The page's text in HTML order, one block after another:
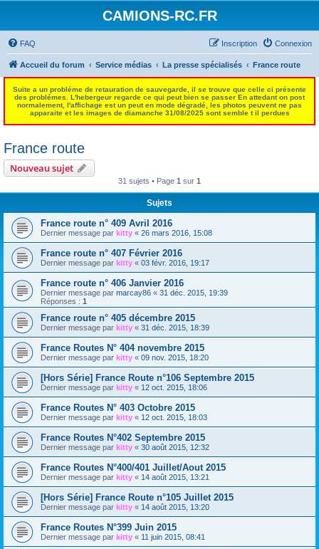
CAMIONS-RC.FR
FAQ Connexion
Inscription
Accueil du forum Service médias La presse spécialisés France route
Suite a un probléme de retauration de sauvegarde, il se trouve que celle ci présente
des problémes. L'hebergeur regarde ce qui peut bien se passer En attedant on post
normalement, l'affichage est un peut en mode dégradé, les photos peuvent ne pas
apparaite et les images de diamanche 31/08/2025 sont semble t il perdues
France route
Nouveau sujet
31 sujets • Page 1 sur 1
Sujets
France route n° 409 Avril 2016
Dernier message par kitty « 26 mars 2016, 15:08
France route n° 407 Février 2016
Dernier message par kitty « 03 févr. 2016, 19:17
France route n° 406 Janvier 2016
Dernier message par marcay86 « 31 déc. 2015, 19:39
Réponses : 1
France route n° 405 décembre 2015
Dernier message par kitty « 31 déc. 2015, 18:39
France Routes N° 404 novembre 2015
Dernier message par kitty « 09 nov. 2015, 18:20
[Hors Série] France Route n°106 Septembre 2015
Dernier message par kitty « 12 oct. 2015, 18:06
France Routes N° 403 Octobre 2015
Dernier message par kitty « 12 oct. 2015, 18:03
France Routes N°402 Septembre 2015
Dernier message par kitty « 30 août 2015, 12:32
France Routes N°400/401 Juillet/Aout 2015
Dernier message par kitty « 14 août 2015, 13:21
[Hors Série] France Route n°105 Juillet 2015
Dernier message par kitty « 14 août 2015, 13:20
France Routes N°399 Juin 2015
Dernier message par kitty « 11 juin 2015, 08:41